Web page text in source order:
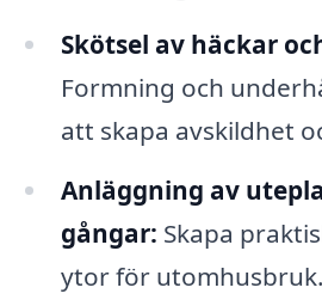
Skötsel av häckar
Formning och
att skapa avskildhet
Anläggning av
gångar: Skapa
ytor för utomhusbruk.